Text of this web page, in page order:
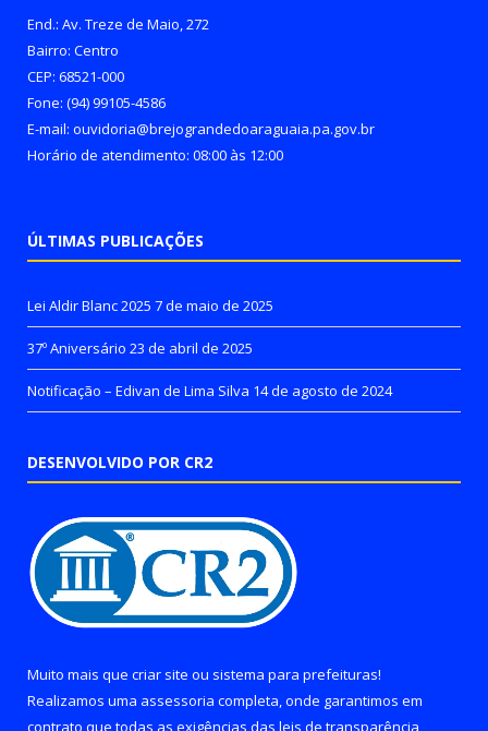
End.: Av. Treze de Maio, 272
Bairro: Centro
CEP: 68521-000
Fone: (94) 99105-4586
E-mail: ouvidoria@brejograndedoaraguaia.pa.gov.br
Horário de atendimento: 08:00 às 12:00
ÚLTIMAS PUBLICAÇÕES
Lei Aldir Blanc 2025 7 de maio de 2025
37º Aniversário 23 de abril de 2025
Notificação – Edivan de Lima Silva 14 de agosto de 2024
DESENVOLVIDO POR CR2
Muito mais que criar site ou sistema para prefeituras!
Realizamos uma assessoria completa, onde garantimos em